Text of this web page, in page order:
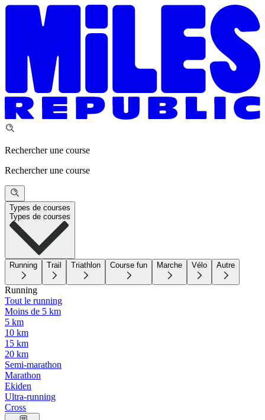
Rechercher une course
Rechercher une course
Types de courses
Types de courses
Running Trail Triathlon Course fun Marche Vélo Autre
Running
Tout le running
Moins de 5 km
5 km
10 km
15 km
20 km
Semi-marathon
Marathon
Ekiden
Ultra-running
Cross